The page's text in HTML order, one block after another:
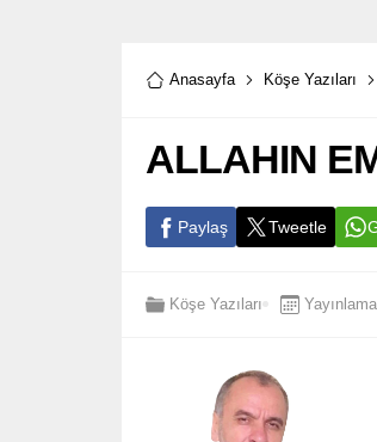
Anasayfa Köşe Yazıları
ALLAHIN
Paylaş Tweetle
Köşe Yazıları